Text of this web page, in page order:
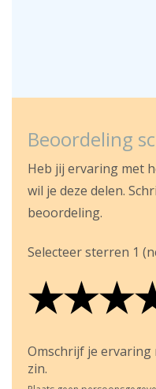
Beoordeling
Heb jij ervaring met
wil je deze delen.
beoordeling.
Selecteer sterren 1
★
★★
★★★
★★★
★★★
Omschrijf je ervaring
zin.